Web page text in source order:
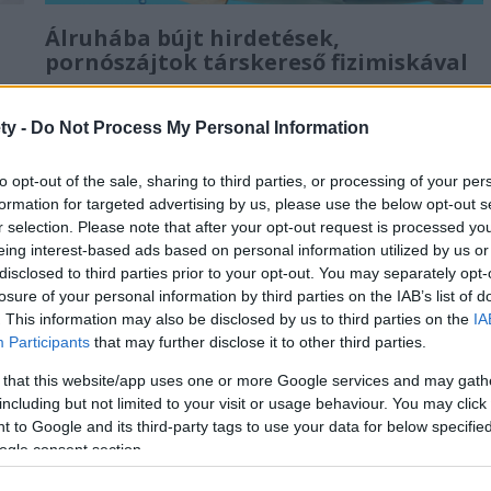
- Do Not Process My Personal Information
opt-out of the sale, sharing to third parties, or processing of your
for targeted advertising by us, please use the below opt-out
selection. Please note that after your opt-out request is processed
interest-based ads based on personal information utilized by us
to third parties prior to your opt-out. You may separately
of your personal information by third parties on the IAB’s list of
This information may also be disclosed by us to third parties on the
Participants that may further disclose it to other third parties.
that this website/app uses one or more Google services and may
but not limited to your visit or usage behaviour. You may
to Google and its third-party tags to use your data for below
consent section.
Álruhába bújt hirdetések,
pornószájtok társkereső fizimiskával
kritérium, hogy annak imidzse ne sérüljön a tartalmi
környezet miatt, ugyanez a kiadványok részéről is létező
igény: ne romoljon a portál megítélése...